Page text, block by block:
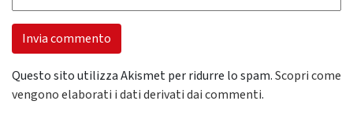
Questo sito utilizza Akismet per ridurre lo spam.Scopri come
vengono elaborati i dati derivati dai commenti.